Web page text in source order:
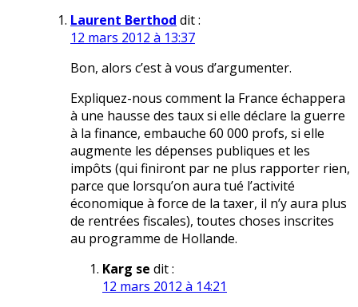
Laurent Berthod dit :
12 mars 2012 à 13:37
Bon, alors c’est à vous d’argumenter.
Expliquez-nous comment la France échappera
à une hausse des taux si elle déclare la guerre
à la finance, embauche 60 000 profs, si elle
augmente les dépenses publiques et les
impôts (qui finiront par ne plus rapporter rien,
parce que lorsqu’on aura tué l’activité
économique à force de la taxer, il n’y aura plus
de rentrées fiscales), toutes choses inscrites
au programme de Hollande.
Karg se dit :
12 mars 2012 à 14:21